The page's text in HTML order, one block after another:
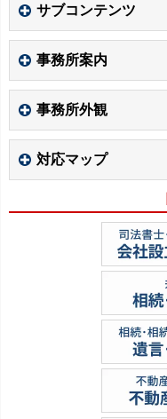
サブコンテンツ
事務所案内
事務所外観
対応マップ